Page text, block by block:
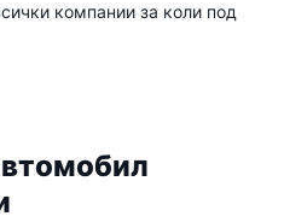
компании за коли под